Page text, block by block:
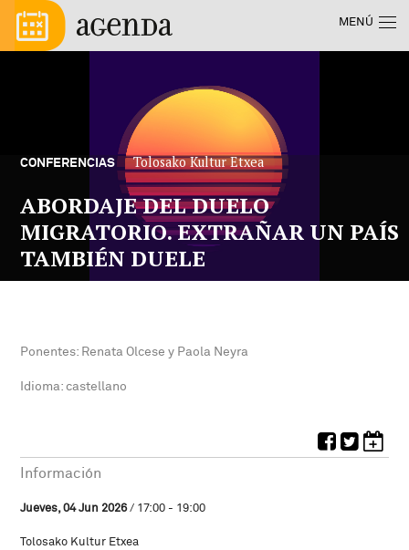
Pasar al contenido principal
Menú principal
CONFERENCIAS Tolosako Kultur Etxea
ABORDAJE DEL DUELO
MIGRATORIO. EXTRAÑAR UN PAÍS
TAMBIÉN DUELE
Ponentes: Renata Olcese y Paola Neyra
Idioma: castellano
Información
Jueves, 04 Jun 2026/ 17:00 - 19:00
Tolosako Kultur Etxea
MENÚ